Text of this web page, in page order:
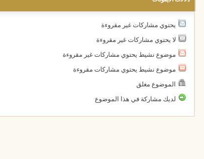
يحتوي مشاركات غير مقروءة
لا يحتوي مشاركات غير مقروءة
موضوع نشيط يحتوي مشاركات غير مقروءة
موضوع نشيط يحتوي مشاركات مقروءة
الموضوع مغلق
لديك مشاركة في هذا الموضوع